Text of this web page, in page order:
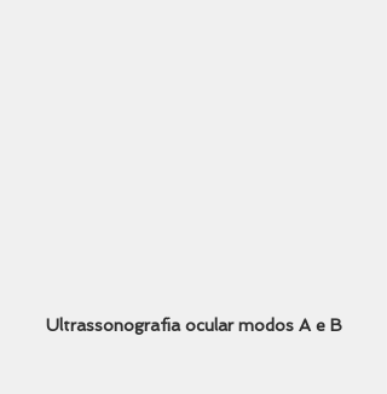
Ultrassonografia ocular modos A e B